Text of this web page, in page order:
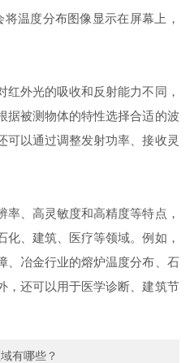
温度分布图像显示在屏幕上，
外光的吸收和反射能力不同，
据被测物体的特性选择合适的波
可以通过调整发射功率、接收灵
率、高灵敏度和高精度等特点，
、建筑、医疗等领域。例如，
、冶金行业的熔炉温度分布、石
，还可以用于医学诊断、建筑节
有哪些？